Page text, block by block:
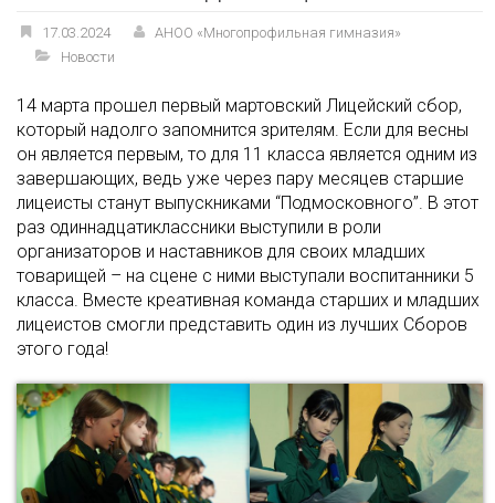
17.03.2024
АНОО «Многопрофильная гимназия»
Новости
14 марта прошел первый мартовский Лицейский сбор,
который надолго запомнится зрителям. Если для весны
он является первым, то для 11 класса является одним из
завершающих, ведь уже через пару месяцев старшие
лицеисты станут выпускниками “Подмосковного”. В этот
раз одиннадцатиклассники выступили в роли
организаторов и наставников для своих младших
товарищей – на сцене с ними выступали воспитанники 5
класса. Вместе креативная команда старших и младших
лицеистов смогли представить один из лучших Сборов
этого года!